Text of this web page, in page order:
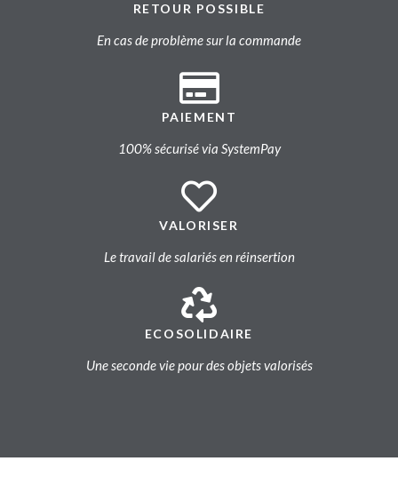
RETOUR POSSIBLE
En cas de problème sur la commande
PAIEMENT
100% sécurisé via SystemPay
VALORISER
Le travail de salariés en réinsertion
ECOSOLIDAIRE
Une seconde vie pour des objets valorisés